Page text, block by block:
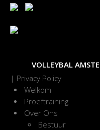
VOLLEYBAL
| Privacy Policy
Welkom
Proeftraining
Over Ons
Bestuur